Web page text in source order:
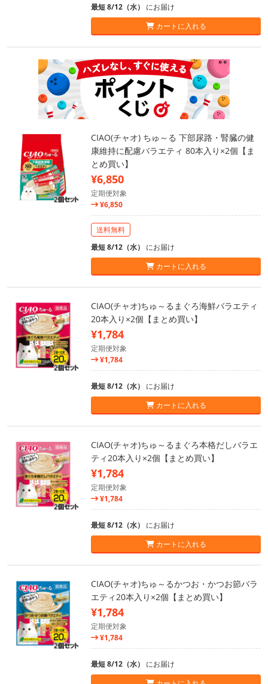
最短 8/12（水） にお届け
カートに入れる
CIAO(チャオ) ちゅ～る 下部尿路・腎臓の健
康維持に配慮バラエティ 80本入り×2個【ま
とめ買い】
¥6,850
定期便対象
¥6,850
送料無料
最短 8/12（水） にお届け
カートに入れる
CIAO(チャオ)ちゅ～るまぐろ海鮮バラエティ
20本入り×2個【まとめ買い】
¥1,784
定期便対象
¥1,784
最短 8/12（水） にお届け
カートに入れる
CIAO(チャオ)ちゅ～るまぐろ本格だしバラエ
ティ20本入り×2個【まとめ買い】
¥1,784
定期便対象
¥1,784
最短 8/12（水） にお届け
カートに入れる
CIAO(チャオ)ちゅ～るかつお・かつお節バラ
エティ20本入り×2個【まとめ買い】
¥1,784
定期便対象
¥1,784
最短 8/12（水） にお届け